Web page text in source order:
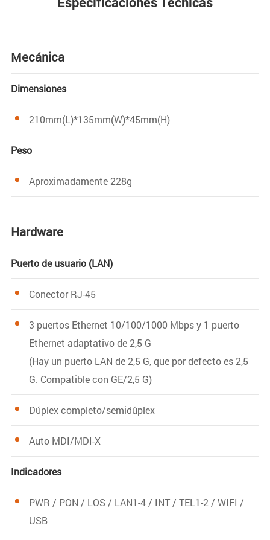
Mecánica
Dimensiones
210mm(L)*135mm(W)*45mm(H)
Peso
Aproximadamente 228g
Hardware
Puerto de usuario (LAN)
Conector RJ-45
3 puertos Ethernet 10/100/1000 Mbps y 1 puerto
Ethernet adaptativo de 2,5 G
(Hay un puerto LAN de 2,5 G, que por defecto es 2,5
G. Compatible con GE/2,5 G)
Dúplex completo/semidúplex
Auto MDI/MDI-X
Indicadores
PWR / PON / LOS / LAN1-4 / INT / TEL1-2 / WIFI /
USB